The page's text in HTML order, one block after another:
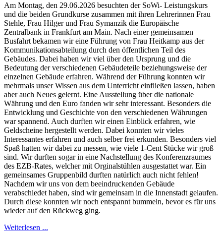
Am Montag, den 29.06.2026 besuchten der SoWi- Leistungskurs
und die beiden Grundkurse zusammen mit ihren Lehrerinnen Frau
Stehle, Frau Hilger und Frau Symanzik die Europäische
Zentralbank in Frankfurt am Main. Nach einer gemeinsamen
Busfahrt bekamen wir eine Führung von Frau Heitkamp aus der
Kommunikationsabteilung durch den öffentlichen Teil des
Gebäudes. Dabei haben wir viel über den Ursprung und die
Bedeutung der verschiedenen Gebäudeteile beziehungsweise der
einzelnen Gebäude erfahren. Während der Führung konnten wir
mehrmals unser Wissen aus dem Unterricht einfließen lassen, haben
aber auch Neues gelernt. Eine Ausstellung über die nationale
Währung und den Euro fanden wir sehr interessant. Besonders die
Entwicklung und Geschichte von den verschiedenen Währungen
war spannend. Auch durften wir einen Einblick erfahren, wie
Geldscheine hergestellt werden. Dabei konnten wir vieles
Interessantes erfahren und auch selber frei erkunden. Besonders viel
Spaß hatten wir dabei zu messen, wie viele 1-Cent Stücke wir groß
sind. Wir durften sogar in eine Nachstellung des Konferenzraumes
des EZB-Rates, welcher mit Orginalstühlen ausgestattet war. Ein
gemeinsames Gruppenbild durften natürlich auch nicht fehlen!
Nachdem wir uns von dem beeindruckenden Gebäude
verabschiedet haben, sind wir gemeinsam in die Innenstadt gelaufen.
Durch diese konnten wir noch entspannt bummeln, bevor es für uns
wieder auf den Rückweg ging.
Weiterlesen ...